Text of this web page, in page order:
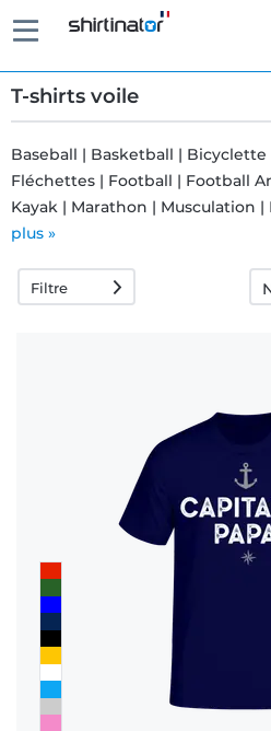
T-shirts voile
Livraison
Échange
rétractation
Baseball | Basketball | Bicyclette
Fléchettes | Football | Football
Kayak | Marathon | Musculation |
plus »
Filtre